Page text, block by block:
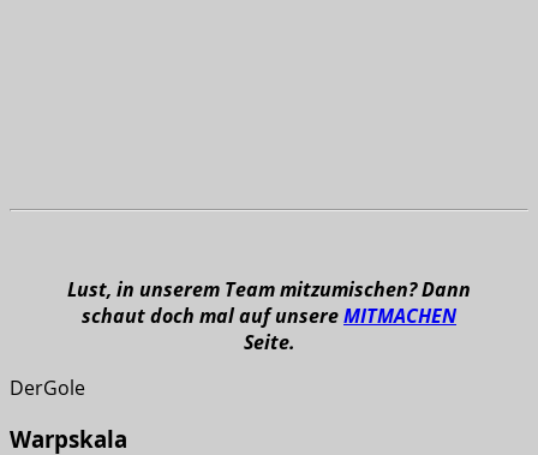
Lust, in unserem Team mitzumischen? Dann
schaut doch mal auf unsereMITMACHEN
Seite.
DerGole
Warpskala